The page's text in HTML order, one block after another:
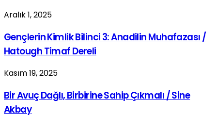
Aralık 1, 2025
Gençlerin Kimlik Bilinci 3: Anadilin Muhafazası /
Hatough Timaf Dereli
Kasım 19, 2025
Bir Avuç Dağlı, Birbirine Sahip Çıkmalı / Sine
Akbay